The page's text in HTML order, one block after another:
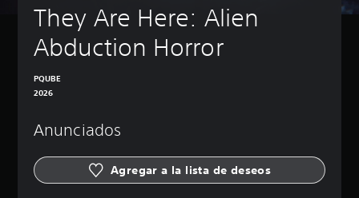
They Are Here: Alien
Abduction Horror
PQUBE
2026
Anunciados
Agregar a la lista de deseos